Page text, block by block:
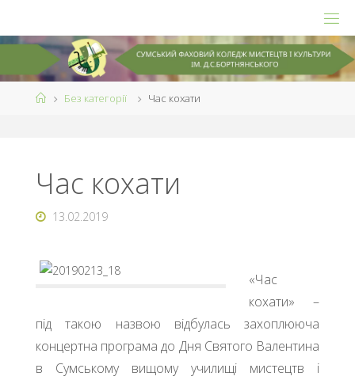
content
HomeБез категорії Час кохати
Час кохати
13.02.2019
«Час
кохати» –
під такою назвою відбулась захоплююча
концертна програма до Дня Святого Валентина
в Сумському вищому училищі мистецтв і
Check car emissions